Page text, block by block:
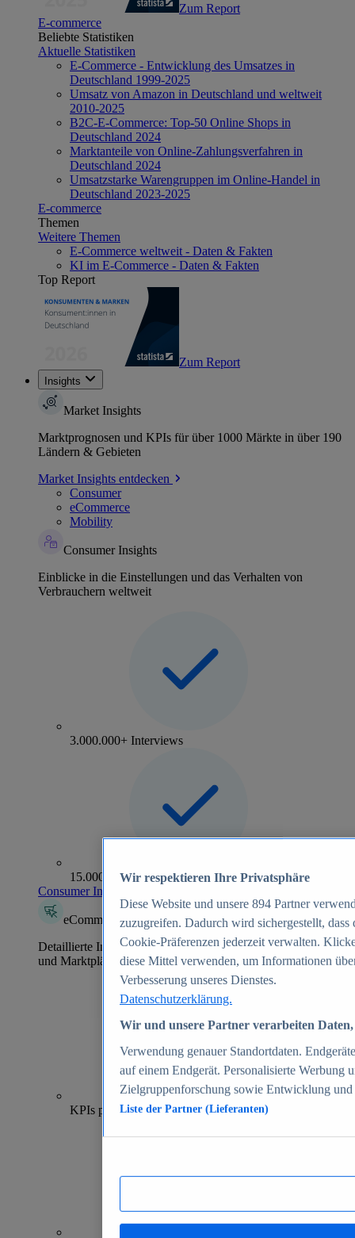
Zum Report
E-commerce
Beliebte Statistiken
Aktuelle Statistiken
E-Commerce - Entwicklung des Umsatzes in
Deutschland 1999-2025
Umsatz von Amazon in Deutschland und weltweit
2010-2025
B2C-E-Commerce: Top-50 Online Shops in
Deutschland 2024
Marktanteile von Online-Zahlungsverfahren in
Deutschland 2024
Umsatzstarke Warengruppen im Online-Handel in
Deutschland 2023-2025
E-commerce
Themen
Weitere Themen
E-Commerce weltweit - Daten & Fakten
KI im E-Commerce - Daten & Fakten
Top Report
Zum Report
Insights
Market Insights
Marktprognosen und KPIs für über 1000 Märkte in über 190
Ländern & Gebieten
Market Insights entdecken
Consumer
eCommerce
Mobility
Consumer Insights
Einblicke in die Einstellungen und das Verhalten von
Verbrauchern weltweit
3.000.000+ Interviews
15.000+ Marken
Consumer Insights entdecken
eCommerce Insights
Detaillierte Informationen zu mehr als 39.000 Online-Shops
und Marktplätzen
70+
KPIs pro Shop
Wir respektieren Ihre Privatsphäre
Diese Website und unsere 894 Partner
zuzugreifen. Dadurch wird sichergestellt,
Cookie-Präferenzen jederzeit verwalten.
diese Mittel verwenden, um Informationen
Verbesserung unseres Dienstes.
Datenschutzerklärung.
Wir und unsere Partner verarbeiten
Verwendung genauer Standortdaten.
auf einem Endgerät. Personalisierte Werbung
Zielgruppenforschung sowie Entwicklung
Liste der Partner (Lieferanten)